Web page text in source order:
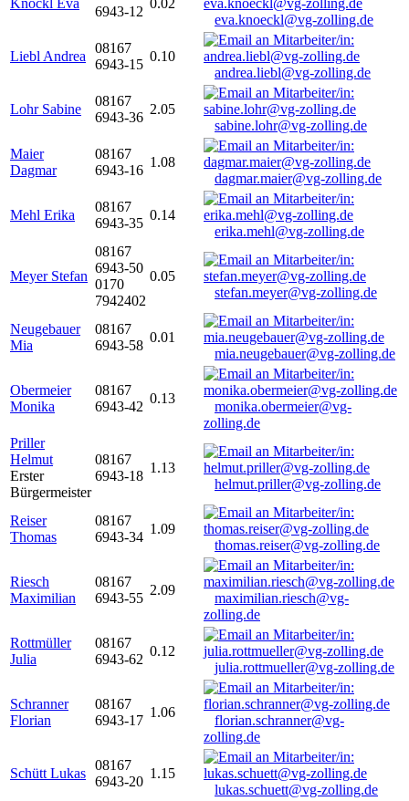
Knöckl Eva
6943-12
0.02
eva.knoeckl@vg-zolling.de
Liebl Andrea
08167
6943-15
0.10
andrea.liebl@vg-zolling.de
Lohr Sabine
08167
6943-36
2.05
sabine.lohr@vg-zolling.de
Maier
Dagmar
08167
6943-16
1.08
dagmar.maier@vg-zolling.de
Mehl Erika
08167
6943-35
0.14
erika.mehl@vg-zolling.de
Meyer Stefan
08167
6943-50
0170
7942402
0.05
stefan.meyer@vg-zolling.de
Neugebauer
Mia
08167
6943-58
0.01
mia.neugebauer@vg-zolling.de
Obermeier
Monika
08167
6943-42
0.13
monika.obermeier@vg-
zolling.de
Priller
Helmut
Erster
Bürgermeister
08167
6943-18
1.13
helmut.priller@vg-zolling.de
Reiser
Thomas
08167
6943-34
1.09
thomas.reiser@vg-zolling.de
Riesch
Maximilian
08167
6943-55
2.09
maximilian.riesch@vg-
zolling.de
Rottmüller
Julia
08167
6943-62
0.12
julia.rottmueller@vg-zolling.de
Schranner
Florian
08167
6943-17
1.06
florian.schranner@vg-
zolling.de
Schütt Lukas
08167
6943-20
1.15
lukas.schuett@vg-zolling.de